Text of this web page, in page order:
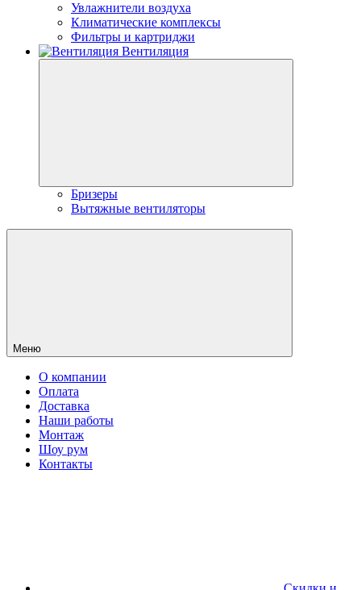
Увлажнители воздуха
Климатические комплексы
Фильтры и картриджи
Вентиляция
Бризеры
Вытяжные вентиляторы
Меню
О компании
Оплата
Доставка
Наши работы
Монтаж
Шоу рум
Контакты